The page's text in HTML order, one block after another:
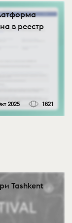
в реестр
2025 1621
Tashkent